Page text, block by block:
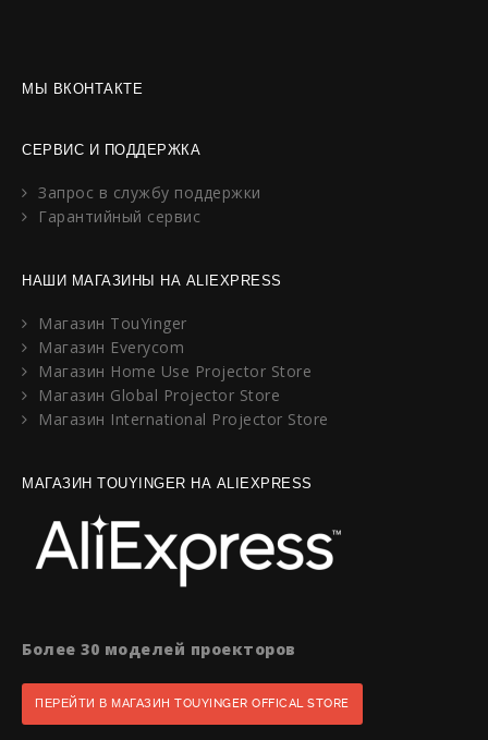
МЫ ВКОНТАКТЕ
СЕРВИС И ПОДДЕРЖКА
Запрос в службу поддержки
Гарантийный сервис
НАШИ МАГАЗИНЫ НА ALIEXPRESS
Магазин TouYinger
Магазин Everycom
Магазин Home Use Projector Store
Магазин Global Projector Store
Магазин International Projector Store
МАГАЗИН TOUYINGER НА ALIEXPRESS
Более 30 моделей проекторов
ПЕРЕЙТИ В МАГАЗИН TOUYINGER OFFICAL STORE